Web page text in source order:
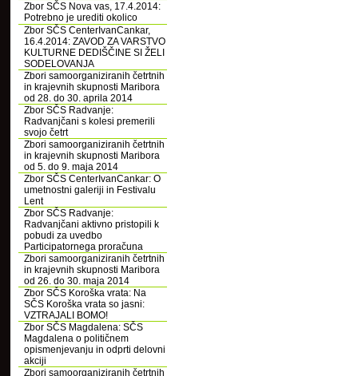
Zbor SČS Nova vas, 17.4.2014:
Potrebno je urediti okolico
Zbor SČS CenterIvanCankar,
16.4.2014: ZAVOD ZA VARSTVO
KULTURNE DEDIŠČINE SI ŽELI
SODELOVANJA
Zbori samoorganiziranih četrtnih
in krajevnih skupnosti Maribora
od 28. do 30. aprila 2014
Zbor SČS Radvanje:
Radvanjčani s kolesi premerili
svojo četrt
Zbori samoorganiziranih četrtnih
in krajevnih skupnosti Maribora
od 5. do 9. maja 2014
Zbor SČS CenterIvanCankar: O
umetnostni galeriji in Festivalu
Lent
Zbor SČS Radvanje:
Radvanjčani aktivno pristopili k
pobudi za uvedbo
Participatornega proračuna
Zbori samoorganiziranih četrtnih
in krajevnih skupnosti Maribora
od 26. do 30. maja 2014
Zbor SČS Koroška vrata: Na
SČS Koroška vrata so jasni:
VZTRAJALI BOMO!
Zbor SČS Magdalena: SČS
Magdalena o političnem
opismenjevanju in odprti delovni
akciji
Zbori samoorganiziranih četrtnih